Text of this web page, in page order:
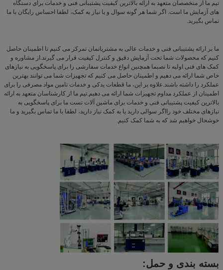
تیم ما از متخصصان متعهد به ارائه بالاترین کیفیت پشتیبانی فنی و خدمات برای دستگاه
های آزمایش ما است. اگر شما هر گونه سوال و یا نیاز به کمک، لطفا احساس رایگان با ما
تماس بگیرید.
ما بر ارائه پشتیبانی فنی و خدمات عالی به مشتریانمان تمرکز می کنیم تا اطمینان حاصل
کنیم که محصولات شما تحت آزمایش دقیق و کنترل کیفیت قرار می گیرند.از مشاوره و
کمک های فنی اولیه تا نصبما همچنین انواع خدمات سفارشی را برای پاسخگویی به نیازهای
خاص شما ارائه می دهیم و اطمینان حاصل می کنیم که تجهیزات شما می توانند بهترین
عملکرد را داشته باشند.علاوه بر اين، ما قطعات یدکی و خدمات تامین مواد مصرفی را برای
اطمینان از عملکرد مداوم تجهیزات شما ارائه می دهیم.تیم ما از کارشناسان متعهد به ارائه
بالاترین کیفیت پشتیبانی فنی و خدمات برای ماشین آلات تست ما برای پاسخگویی به
نیازهای مختلف خود رااگر سوالی دارید یا به کمک نیاز دارید، لطفا با ما تماس بگیرید و ما
خوشحال خواهیم شد که به شما کمک کنیم.
بسته بندی و حمل: